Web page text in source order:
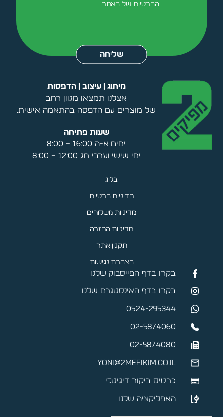
הפרטיות של האתר
שליחה
מיתוג | עיצוב | הדפסות
אצלנו תמצאו מגוון רחב
של מוצרים עם הדפסה בהתאמה אישית.
שעות פתיחה
ימים א-ה 16:00 – 8:00
ימי שישי וערבי חג 12:00 – 8:00
בלוג
מדיניות פרטיות
מדיניות משלוחים
מדיניות החזרה
תקנון אתר
הצהרת נגישות
בקרו בדף הפייסבוק שלנו
בקרו בדף האינסטגרם שלנו
0524-295344
02-5874060
02-5874080
yoni@2mefikim.co.il
כרטיס ביקור דיגיטלי
האפליקציה שלנו